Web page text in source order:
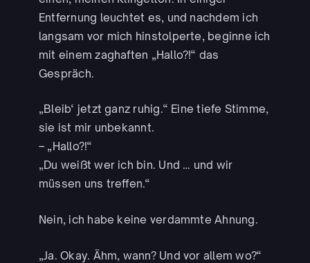
Entfernung leuchtet es, und nachdem ich
langsam vor mich hinstolperte, beginne ich
mit einem zaghaften „Hallo?!“ das
Gespräch.
„Bleib‘ jetzt ganz ruhig.“ Eine tiefe Stimme,
sie ist mir unbekannt.
– „Hallo?!“
„Du weißt wer ich bin. Und … und wir
müssen uns treffen.“
Nein, ich habe keine verdammte Ahnung.
„Ja. Okay. Ähm, wann? Und vor allem wo?“